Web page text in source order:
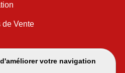
votre navigation
Vente